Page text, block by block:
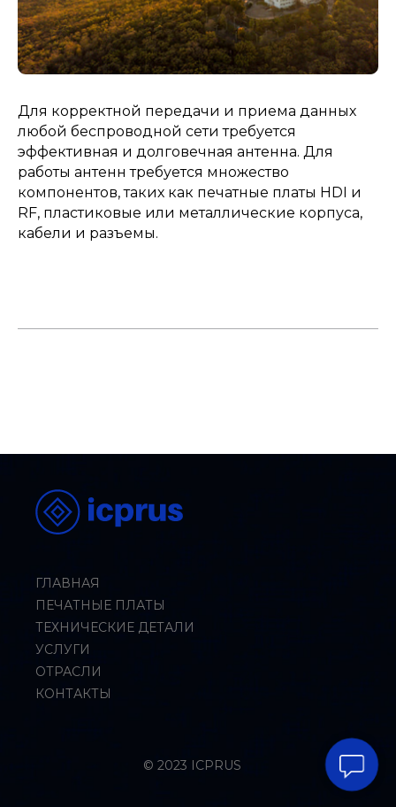
Для корректной передачи и приема данных
любой беспроводной сети требуется
эффективная и долговечная антенна. Для
работы антенн требуется множество
компонентов, таких как печатные платы HDI и
RF, пластиковые или металлические корпуса,
кабели и разъемы.
© 2023 ICPRUS
ОТРАСЛИ
УСЛУГИ
ТЕХНИЧЕСКИЕ ДЕТАЛИ
ПЕЧАТНЫЕ ПЛАТЫ
ГЛАВНАЯ
КОНТАКТЫ